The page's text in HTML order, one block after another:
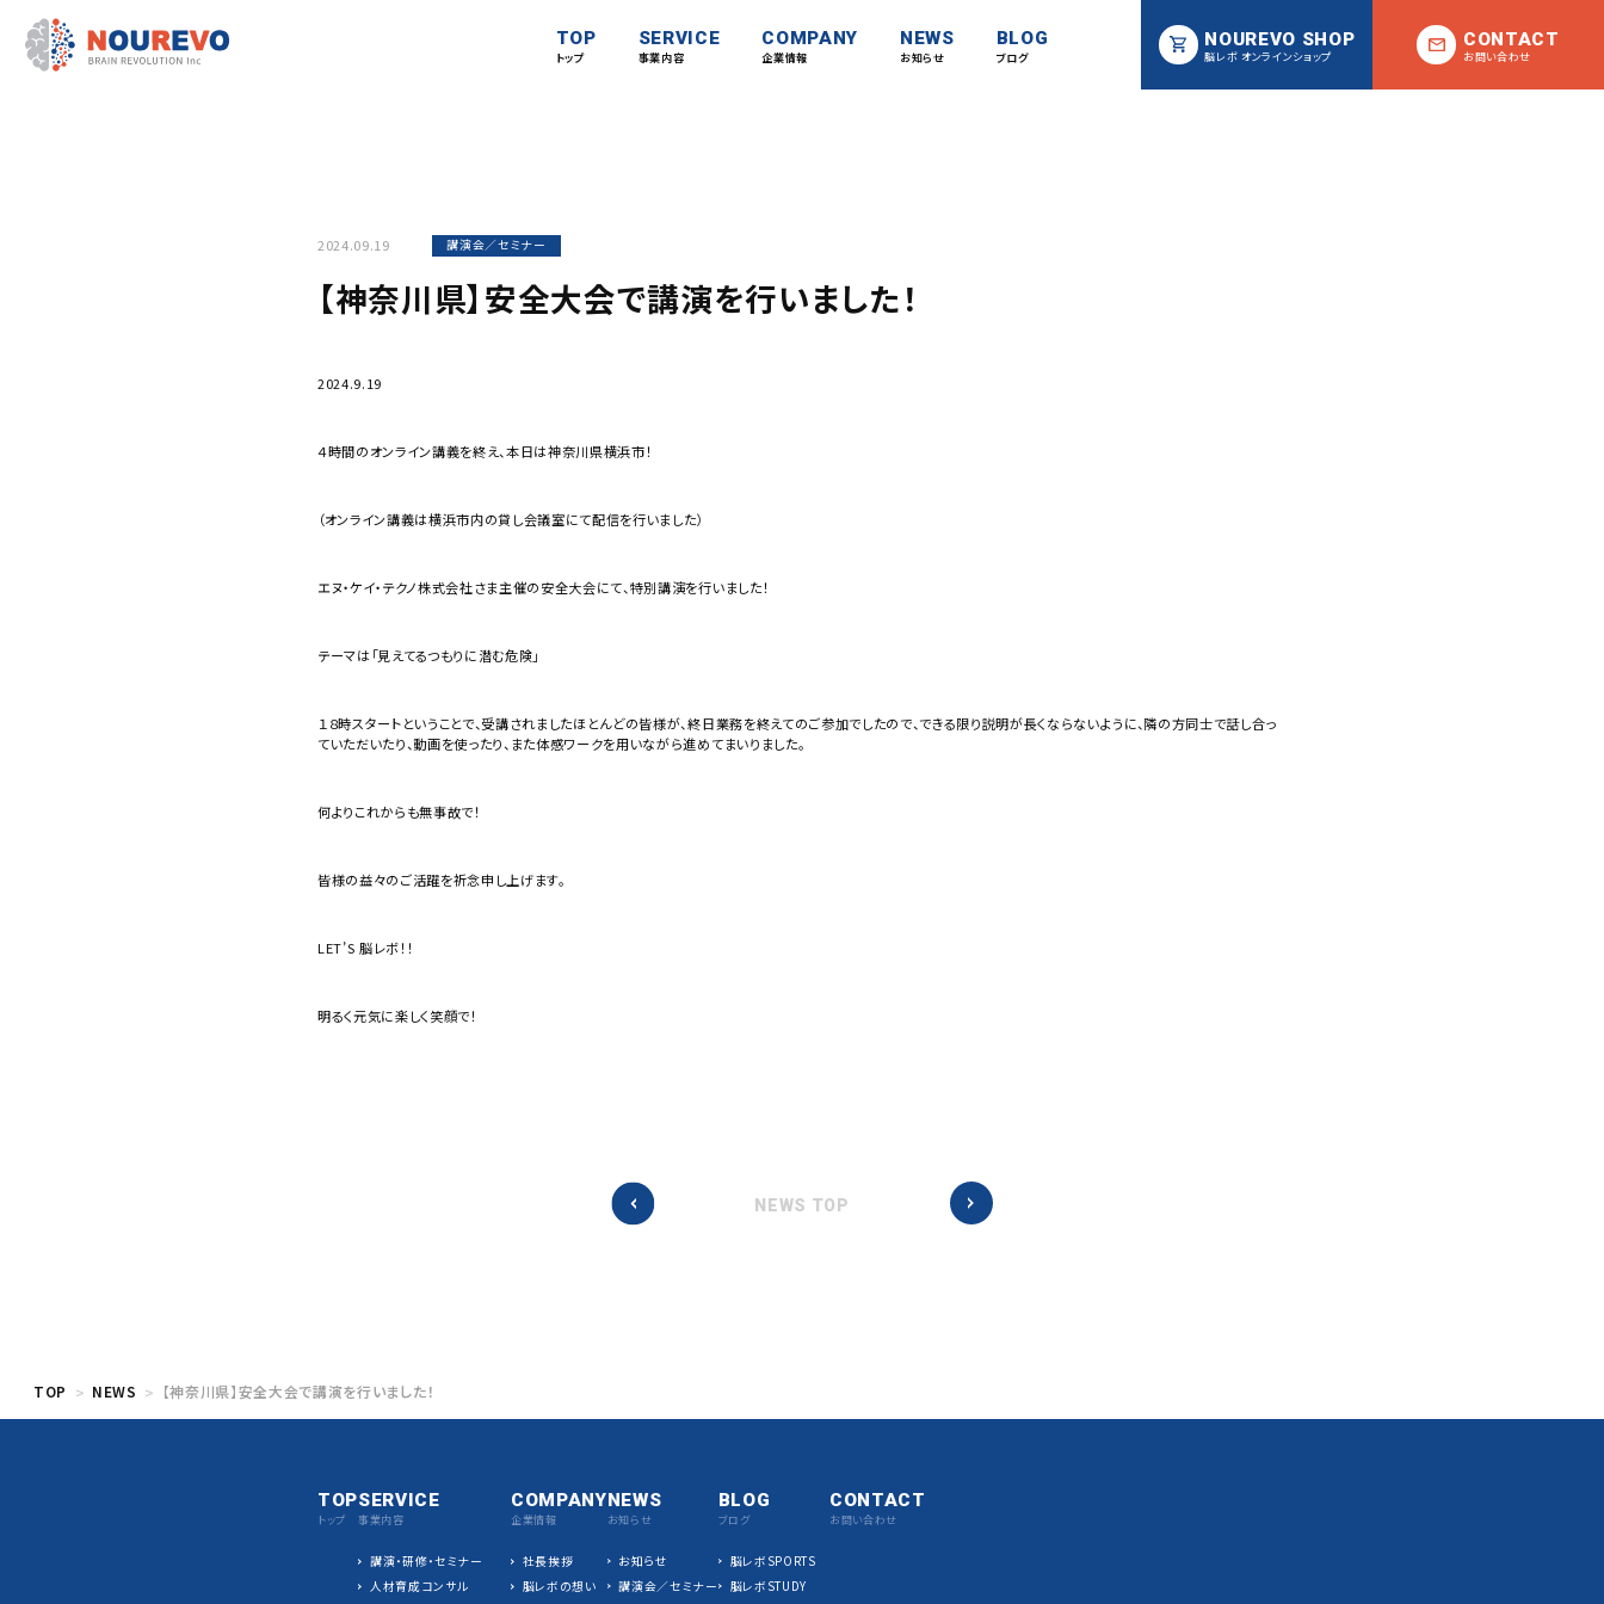
TOP
トップ
SERVICE
事業内容
COMPANY
企業情報
NEWS
お知らせ
BLOG
ブログ
NOUREVO SHOP
脳レボ オンラインショップ
CONTACT
お問い合わせ
2024.09.19 講演会／セミナー
【神奈川県】安全大会で講演を行いました！
2024.9.19
４時間のオンライン講義を終え、本日は神奈川県横浜市！
（オンライン講義は横浜市内の貸し会議室にて配信を行いました）
エヌ・ケイ・テクノ株式会社さま主催の安全大会にて、特別講演を行いました！
テーマは「見えてるつもりに潜む危険」
１８時スタートということで、受講されましたほとんどの皆様が、終日業務を終えてのご参加でしたので、できる限り説明が長くならないように、隣の方同士で話し合っ
ていただいたり、動画を使ったり、また体感ワークを用いながら進めてまいりました。
何よりこれからも無事故で！
皆様の益々のご活躍を祈念申し上げます。
LET’S 脳レボ！！
明るく元気に楽しく笑顔で！
NEWS TOP
TOP NEWS 【神奈川県】安全大会で講演を行いました！
TOP
トップ
SERVICE
事業内容
講演・研修・セミナー
人材育成コンサル
COMPANY
企業情報
社長挨拶
脳レボの想い
NEWS
お知らせ
お知らせ
講演会／セミナー
BLOG
ブログ
脳レボSPORTS
脳レボSTUDY
CONTACT
お問い合わせ